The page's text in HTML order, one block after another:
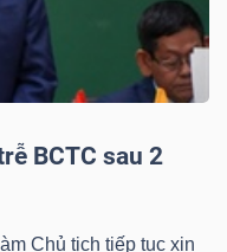
BCTC sau 2
Chủ tịch tiếp tục xin